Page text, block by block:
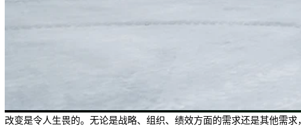
改变是令人生畏的。无论是战略、组织、绩效方面的需求还是其他需